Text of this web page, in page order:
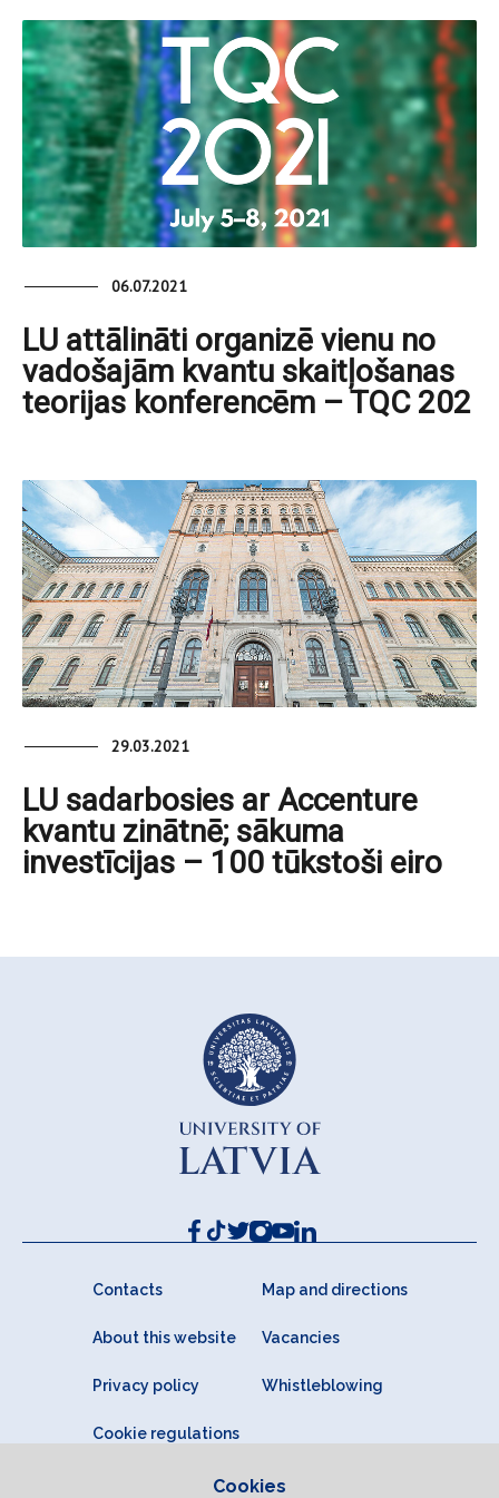
06.07.2021
LU attālināti organizē vienu no
vadošajām kvantu skaitļošanas
teorijas konferencēm – TQC 202
29.03.2021
LU sadarbosies ar Accenture
kvantu zinātnē; sākuma
investīcijas – 100 tūkstoši eiro
Contacts Map and directions
About this website Vacancies
Privacy policy Whistleblowing
Cookie regulations
Cookies